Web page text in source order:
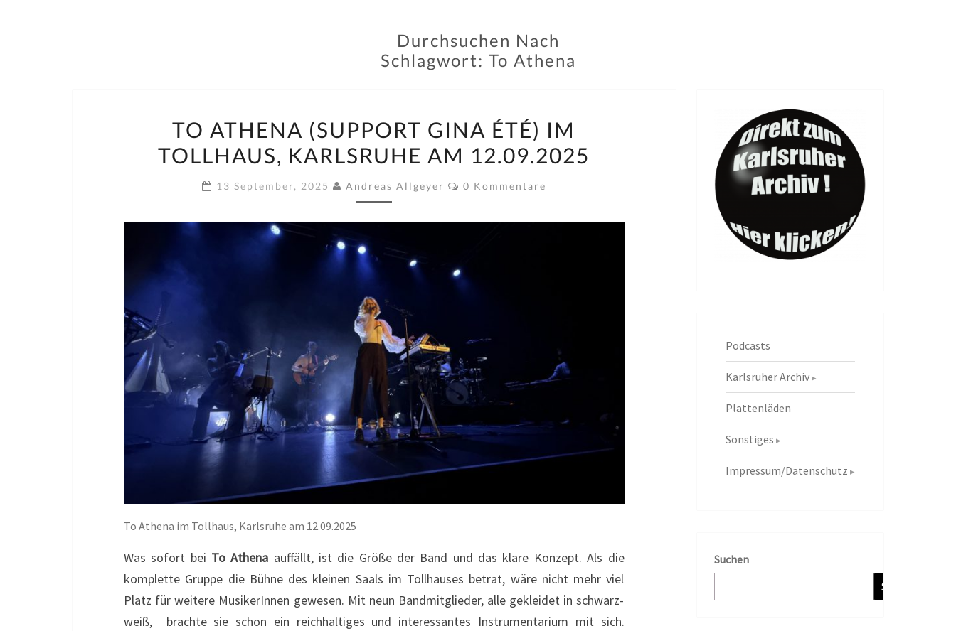
Durchsuchen Nach
Schlagwort: To Athena
ATHENA
(SUPPORT
ÉTÉ)
IM
KARLSRUHE
12.09.2025
TO ATHENA (SUPPORT GINA ÉTÉ) IM
TOLLHAUS, KARLSRUHE AM 12.09.2025
13 September, 2025 Andreas Allgeyer Kommentare
0 Kommentare
To Athena im Tollhaus, Karlsruhe am 12.09.2025
Was sofort bei To Athena auffällt, ist die Größe der Band und das klare Konzept. Als die
komplette Gruppe die Bühne des kleinen Saals im Tollhauses betrat, wäre nicht mehr viel
Platz für weitere MusikerInnen gewesen. Mit neun Bandmitglieder, alle gekleidet in schwarz-
weiß, brachte sie schon ein reichhaltiges und interessantes Instrumentarium mit sich.
Podcasts
Karlsruher Archiv
Plattenläden
Sonstiges
Impressum/Datenschutz
Suchen
Suchen